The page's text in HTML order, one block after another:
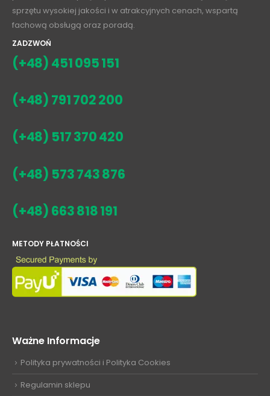
sprzętu wysokiej jakości i w atrakcyjnych cenach, wspartą
fachową obsługą oraz poradą.
ZADZWOŃ
(+48) 451 095 151
(+48) 791 702 200
(+48) 517 370 420
(+48) 573 743 876
(+48) 663 818 191
METODY PŁATNOŚCI
Ważne Informacje
Polityka prywatności i Polityka Cookies
Regulamin sklepu